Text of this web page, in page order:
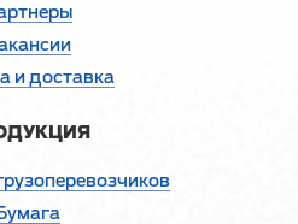
и доставка